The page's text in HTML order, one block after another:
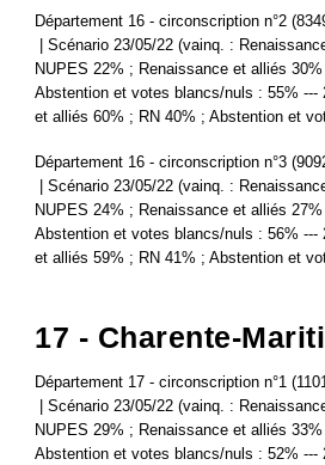
Département 16 - circonscription n°2
| Scénario 23/05/22 (vainq. :
NUPES 22% ; Renaissance et alliés
Abstention et votes blancs/nuls : 55% ---
et alliés 60% ; RN 40% ; Abstention et
Département 16 - circonscription n°3
| Scénario 23/05/22 (vainq. :
NUPES 24% ; Renaissance et alliés
Abstention et votes blancs/nuls : 56% ---
et alliés 59% ; RN 41% ; Abstention et
17 - Charente-
Département 17 - circonscription n°1
| Scénario 23/05/22 (vainq. :
NUPES 29% ; Renaissance et alliés
Abstention et votes blancs/nuls : 52% ---